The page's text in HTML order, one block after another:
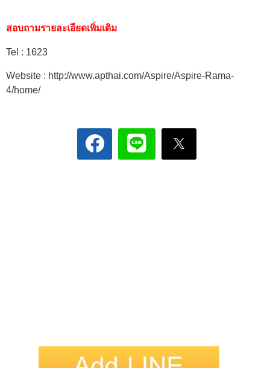
สอบถามรายละเอียดเพิ่มเติม
Tel : 1623
Website : http://www.apthai.com/Aspire/Aspire-Rama-
4/home/